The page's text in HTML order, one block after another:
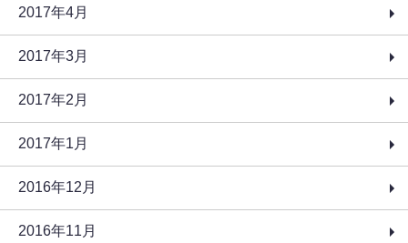
2017年4月
2017年3月
2017年2月
2017年1月
2016年12月
2016年11月